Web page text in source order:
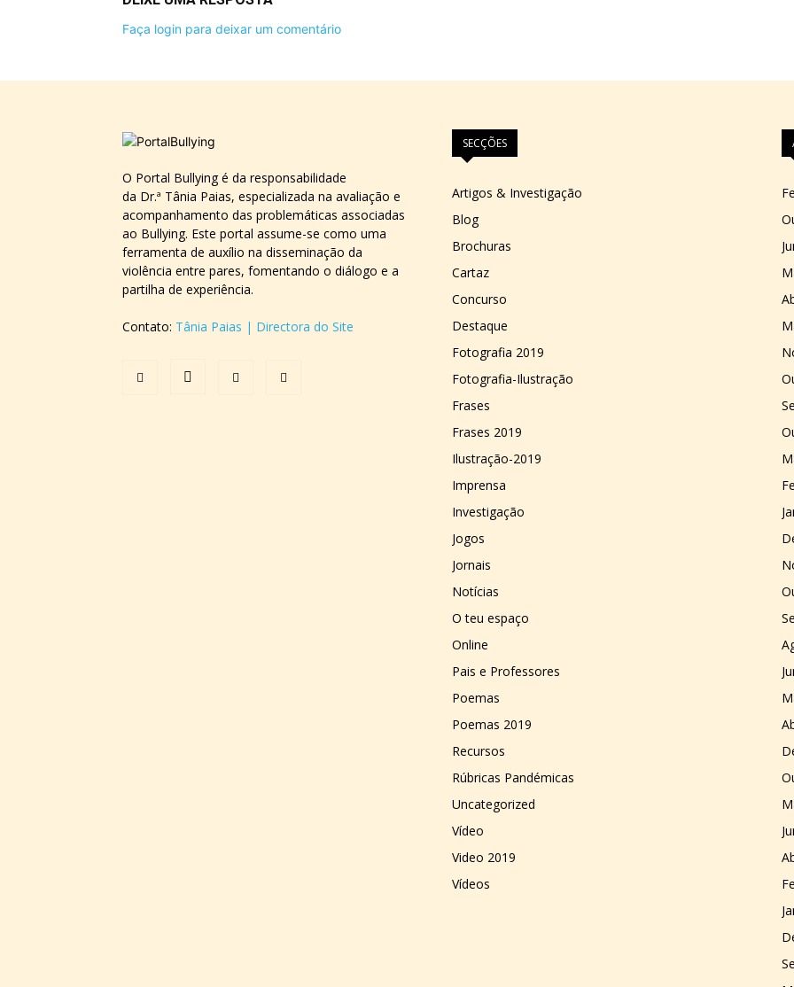
Faça login para deixar um comentário
O Portal Bullying é da responsabilidade
da Dr.ª Tânia Paias, especializada na avaliação e
acompanhamento das problemáticas associadas
ao Bullying. Este portal assume-se como uma
ferramenta de auxílio na disseminação da
violência entre pares, fomentando o diálogo e a
partilha de experiência.
Contato: Tânia Paias | Directora do Site
SECÇÕES
Artigos & Investigação
Blog
Brochuras
Cartaz
Concurso
Destaque
Fotografia 2019
Fotografia-Ilustração
Frases
Frases 2019
Ilustração-2019
Imprensa
Investigação
Jogos
Jornais
Notícias
O teu espaço
Online
Pais e Professores
Poemas
Poemas 2019
Recursos
Rúbricas Pandémicas
Uncategorized
Vídeo
Video 2019
Vídeos